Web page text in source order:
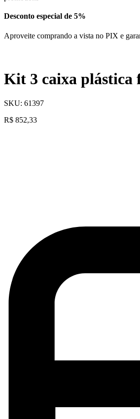
Desconto especial de 5%
Aproveite comprando a vista no PIX e
Kit 3 caixa plástica
SKU: 61397
R$ 852,33